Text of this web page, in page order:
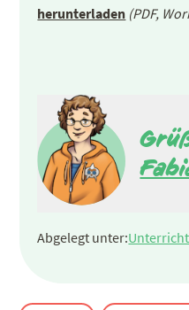
herunterladen (PDF,
Abgelegt unter: